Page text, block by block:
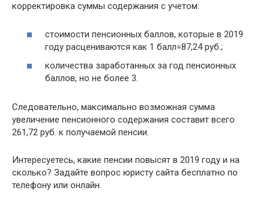
корректировка суммы содержания с учетом:
стоимости пенсионных баллов, которые в 2019
году расцениваются как 1 балл=87,24 руб.;
количества заработанных за год пенсионных
баллов, но не более 3.
Следовательно, максимально возможная сумма
увеличение пенсионного содержания составит всего
261,72 руб. к получаемой пенсии.
Интересуетесь, какие пенсии повысят в 2019 году и на
сколько? Задайте вопрос юристу сайта бесплатно по
телефону или онлайн.